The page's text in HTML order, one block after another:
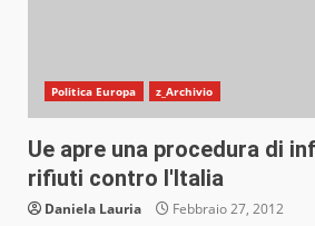
Politica Europa z_Archivio
Ue apre una procedura di
rifiuti contro l'Italia
Daniela Lauria Febbraio 27, 2012